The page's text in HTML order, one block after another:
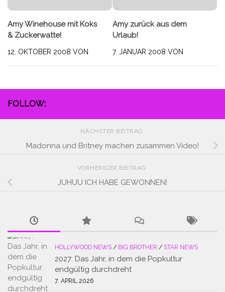
Amy Winehouse mit Koks
& Zuckerwatte!
12. OKTOBER 2008 VON
Amy zurück aus dem
Urlaub!
7. JANUAR 2008 VON
FOLLOW:
NÄCHSTER BEITRAG
Madonna und Britney machen zusammen Video!
VORHERIGER BEITRAG
JUHUU ICH HABE GEWONNEN!
HOLLYWOOD NEWS / BIG BROTHER / STAR NEWS
2027: Das Jahr, in dem die Popkultur
endgültig durchdreht
7. APRIL 2026